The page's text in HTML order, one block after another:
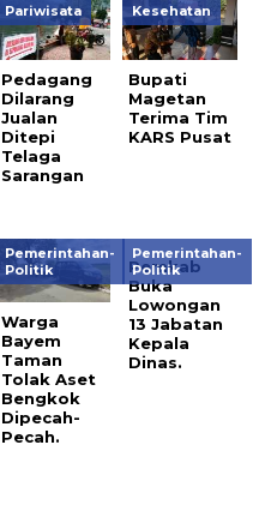
Pariwisata
Pedagang
Dilarang
Jualan
Ditepi
Telaga
Sarangan
Kesehatan
Bupati
Magetan
Terima Tim
KARS Pusat
Pemerintahan-
Politik
Warga
Bayem
Taman
Tolak Aset
Bengkok
Dipecah-
Pecah.
Pemerintahan-
Politik
Pemkab
Buka
Lowongan
13 Jabatan
Kepala
Dinas.